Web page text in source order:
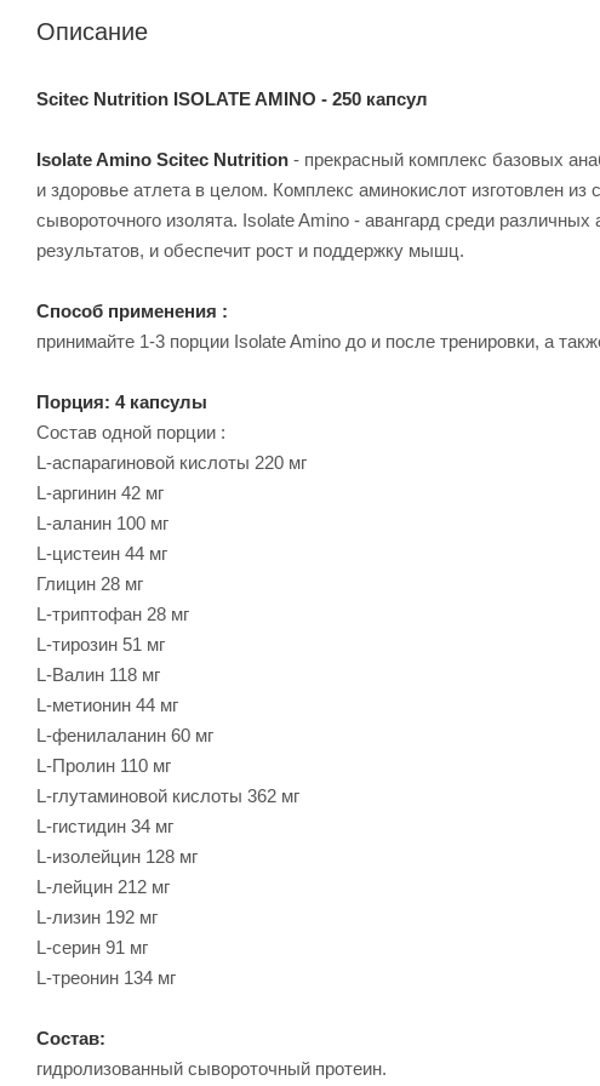
Описание
Scitec Nutrition ISOLATE AMINO - 250 капсул
Isolate Amino Scitec Nutrition - прекрасный комплекс базовых
и здоровье атлета в целом. Комплекс аминокислот изготовлен
сывороточного изолята. Isolate Amino - авангард среди
результатов, и обеспечит рост и поддержку мышц.
Способ применения :
принимайте 1-3 порции Isolate Amino до и после тренировки, а
Порция: 4 капсулы
Состав одной порции :
L-аспарагиновой кислоты 220 мг
L-аргинин 42 мг
L-аланин 100 мг
L-цистеин 44 мг
Глицин 28 мг
L-триптофан 28 мг
L-тирозин 51 мг
L-Валин 118 мг
L-метионин 44 мг
L-фенилаланин 60 мг
L-Пролин 110 мг
L-глутаминовой кислоты 362 мг
L-гистидин 34 мг
L-изолейцин 128 мг
L-лейцин 212 мг
L-лизин 192 мг
L-серин 91 мг
L-треонин 134 мг
Состав:
гидролизованный сывороточный протеин.